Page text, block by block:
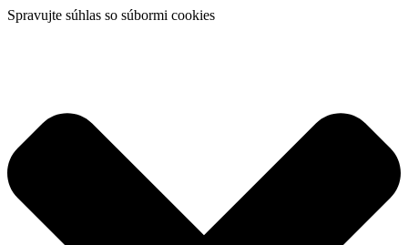
Spravujte súhlas so súbormi cookies